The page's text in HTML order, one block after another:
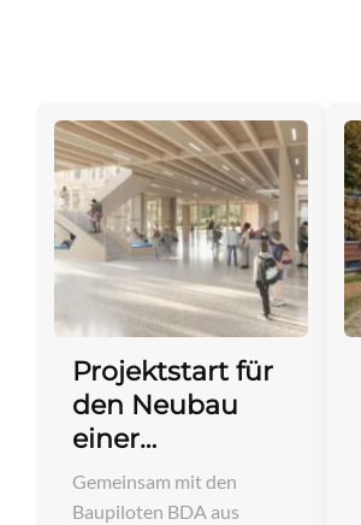
Projektstart für
den Neubau
einer…
Gemeinsam mit den
Baupiloten BDA aus